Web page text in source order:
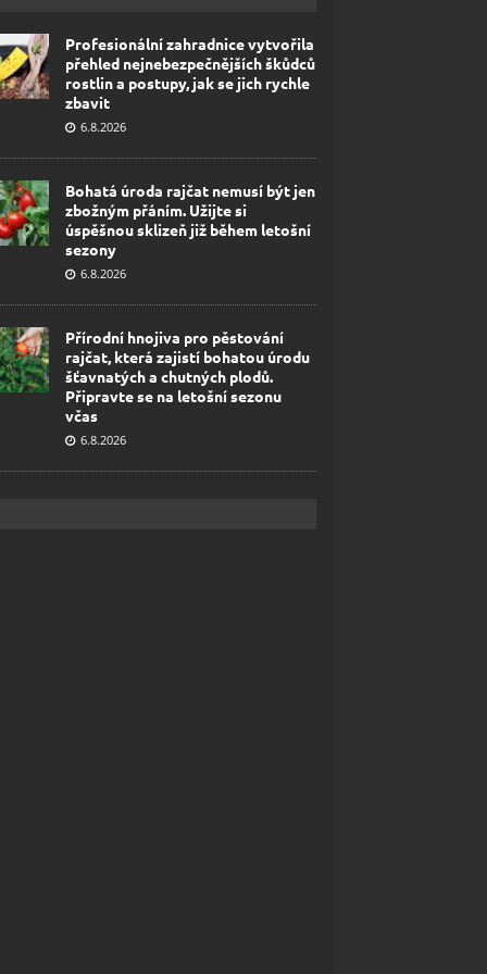
Profesionální zahradnice vytvořila
přehled nejnebezpečnějších škůdců
rostlin a postupy, jak se jich rychle
zbavit
6.8.2026
Bohatá úroda rajčat nemusí být jen
zbožným přáním. Užijte si
úspěšnou sklizeň již během letošní
sezony
6.8.2026
Přírodní hnojiva pro pěstování
rajčat, která zajistí bohatou úrodu
šťavnatých a chutných plodů.
Připravte se na letošní sezonu
včas
6.8.2026